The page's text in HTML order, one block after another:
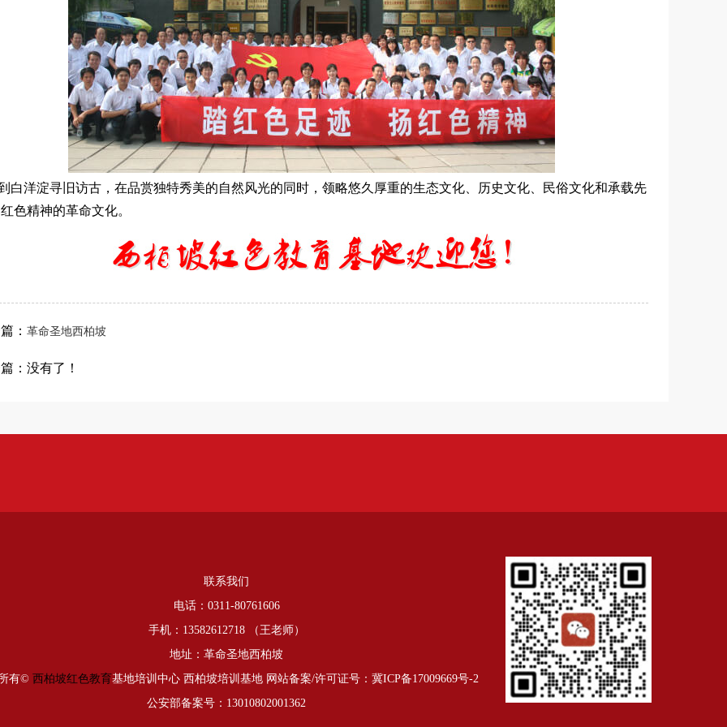
白洋淀寻旧访古，在品赏独特秀美的自然风光的同时，领略悠久厚重的生态文化、历史文化、民俗文化和承载先
色精神的革命文化。
： 革命圣地西柏坡
：没有了！
联系我们
电话：0311-80761606
手机：13582612718 （王老师）
地址：革命圣地西柏坡
有© 西柏坡红色教育基地培训中心 西柏坡培训 基地 网站备案/许可证号： 冀ICP备17009669号-2
公安部备案号：13010802001362